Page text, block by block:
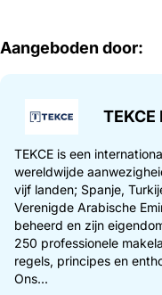
Aangeboden door:
TEKCE
TEKCE is een
wereldwijde
vijf landen; Spanje,
Verenigde Arabische
beheerd en zijn
250 professionele
regels, principes en
Ons...